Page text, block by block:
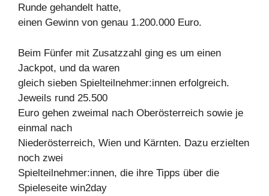
Runde gehandelt hatte,
einen Gewinn von genau 1.200.000 Euro.
Beim Fünfer mit Zusatzzahl ging es um einen
Jackpot, und da waren
gleich sieben Spielteilnehmer:innen erfolgreich.
Jeweils rund 25.500
Euro gehen zweimal nach Oberösterreich sowie je
einmal nach
Niederösterreich, Wien und Kärnten. Dazu erzielten
noch zwei
Spielteilnehmer:innen, die ihre Tipps über die
Spieleseite win2day